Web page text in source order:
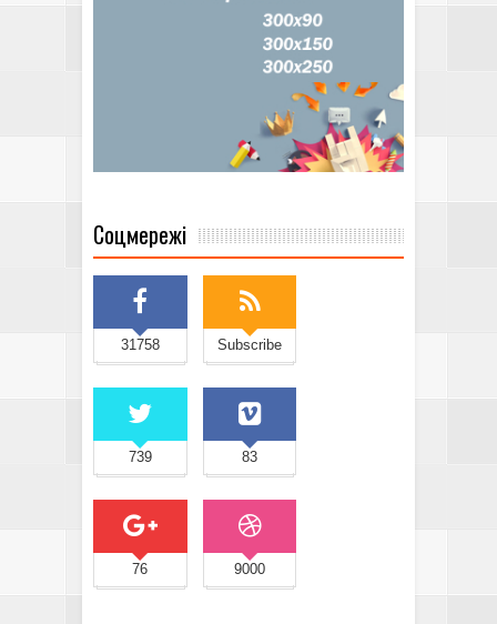
Соцмережі
31758 Subscribe
739 83
76 9000